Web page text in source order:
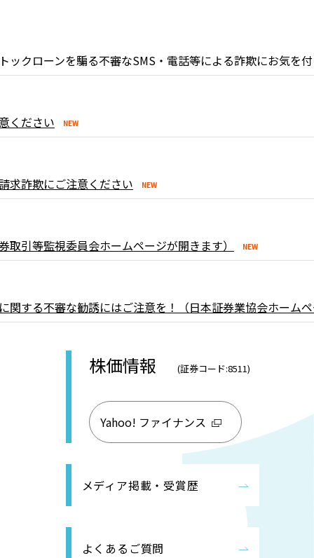
ックローンを騙る不審なSMS・電話等による詐欺にお気を
ください
求詐欺にご注意ください
取引等監視委員会ホームページが開きます）
関する不審な勧誘にはご注意を！（日本証券業協会ホーム
株価情報 (証券コード:8511)
Yahoo! ファイナンス
メディア掲載・受賞歴
よくあるご質問